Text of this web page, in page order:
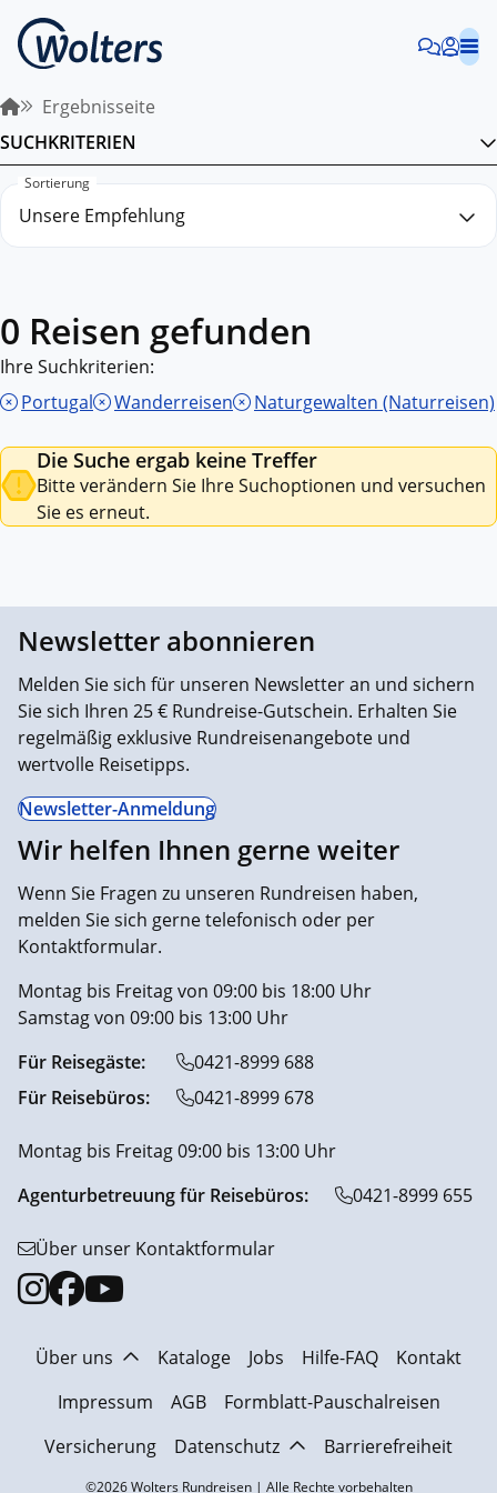
Ergebnisseite
SUCHKRITERIEN
Sortierung
0 Reisen gefunden
Ihre Suchkriterien:
Portugal
Wanderreisen Naturgewalten (Naturreisen)
Die Suche ergab keine Treffer
Bitte verändern Sie Ihre Suchoptionen und versuchen
Sie es erneut.
Newsletter abonnieren
Melden Sie sich für unseren Newsletter an und sichern
Sie sich Ihren 25 € Rundreise-Gutschein. Erhalten Sie
regelmäßig exklusive Rundreisenangebote und
wertvolle Reisetipps.
Newsletter-Anmeldung
Wir helfen Ihnen gerne weiter
Wenn Sie Fragen zu unseren Rundreisen haben,
melden Sie sich gerne telefonisch oder per
Kontaktformular.
Montag bis Freitag von 09:00 bis 18:00 Uhr
Samstag von 09:00 bis 13:00 Uhr
Für Reisegäste:
0421-8999 688
Für Reisebüros:
0421-8999 678
Montag bis Freitag 09:00 bis 13:00 Uhr
Agenturbetreuung für Reisebüros:
0421-8999 655
Über unser Kontaktformular
Über uns Kataloge Jobs Hilfe-FAQ
Kontakt
Impressum
AGB
Formblatt-Pauschalreisen
Versicherung
Datenschutz Barrierefreiheit
©2026 Wolters Rundreisen | Alle Rechte vorbehalten